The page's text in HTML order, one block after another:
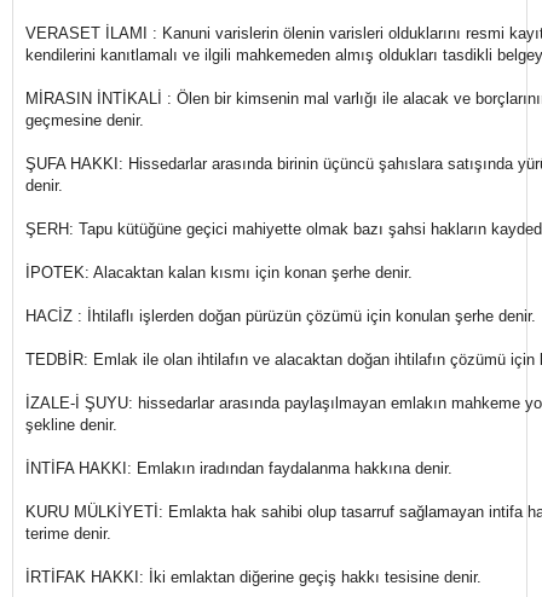
VERASET İLAMI : Kanuni varislerin ölenin varisleri olduklarını resmi
kendilerini kanıtlamalı ve ilgili mahkemeden almış oldukları tasdikli
MİRASIN İNTİKALİ : Ölen bir kimsenin mal varlığı ile alacak ve
geçmesine denir.
ŞUFA HAKKI: Hissedarlar arasında birinin üçüncü şahıslara satışında
denir.
ŞERH: Tapu kütüğüne geçici mahiyette olmak bazı şahsi hakların
İPOTEK: Alacaktan kalan kısmı için konan şerhe denir.
HACİZ : İhtilaflı işlerden doğan pürüzün çözümü için konulan şerhe denir.
TEDBİR: Emlak ile olan ihtilafın ve alacaktan doğan ihtilafın çözümü için
İZALE-İ ŞUYU: hissedarlar arasında paylaşılmayan emlakın mahkeme
şekline denir.
İNTİFA HAKKI: Emlakın iradından faydalanma hakkına denir.
KURU MÜLKİYETİ: Emlakta hak sahibi olup tasarruf sağlamayan intifa
terime denir.
İRTİFAK HAKKI: İki emlaktan diğerine geçiş hakkı tesisine denir.